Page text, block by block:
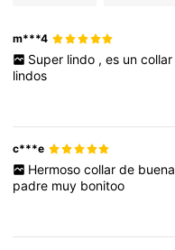
m***4
Super lindo , es un collar
lindos
c***e
Hermoso collar de buena
padre muy bonitoo